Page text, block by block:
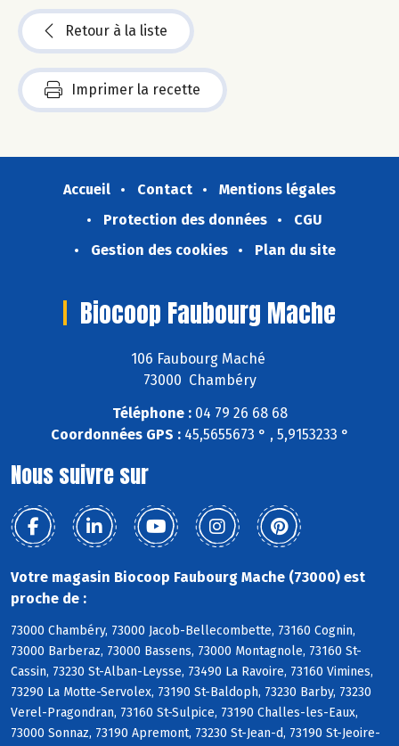
Retour à la liste
Imprimer la recette
Accueil Contact
Mentions légales
Protection des données
CGU
Gestion des cookies
Plan du site
Biocoop Faubourg Mache
106 Faubourg Maché
73000 Chambéry
Téléphone :04 79 26 68 68
Coordonnées GPS :45,5655673 ° , 5,9153233 °
Nous suivre sur
Votre magasin Biocoop Faubourg Mache (73000) est
proche de :
73000 Chambéry, 73000 Jacob-Bellecombette, 73160 Cognin,
73000 Barberaz, 73000 Bassens, 73000 Montagnole, 73160 St-
Cassin, 73230 St-Alban-Leysse, 73490 La Ravoire, 73160 Vimines,
73290 La Motte-Servolex, 73190 St-Baldoph, 73230 Barby, 73230
Verel-Pragondran, 73160 St-Sulpice, 73190 Challes-les-Eaux,
73000 Sonnaz, 73190 Apremont, 73230 St-Jean-d, 73190 St-Jeoire-